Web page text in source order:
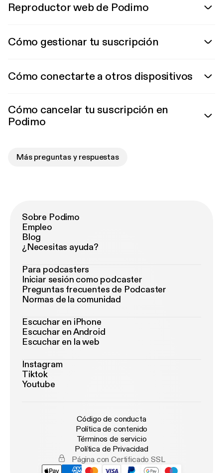
Reproductor web de Podimo
Cómo gestionar tu suscripción
Cómo conectarte a otros dispositivos
Cómo cancelar tu suscripción en
Podimo
Más preguntas y respuestas
Sobre Podimo
Empleo
Blog
¿Necesitas ayuda?
Para podcasters
Iniciar sesión como podcaster
Preguntas frecuentes de Podcaster
Normas de la comunidad
Escuchar en iPhone
Escuchar en Android
Escuchar en la web
Instagram
Tiktok
Youtube
Código de conducta
Política de contenido
Términos de servicio
Política de Privacidad
Página con Certificado SSL